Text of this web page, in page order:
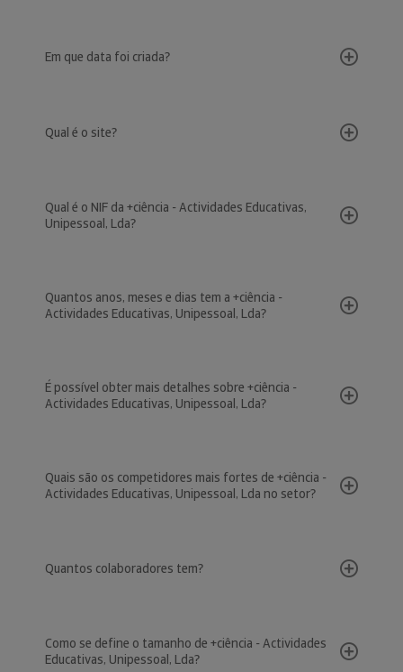
Em que data foi criada?
Qual é o site?
Qual é o NIF da +ciência - Actividades Educativas,
Unipessoal, Lda?
Quantos anos, meses e dias tem a +ciência -
Actividades Educativas, Unipessoal, Lda?
É possível obter mais detalhes sobre +ciência -
Actividades Educativas, Unipessoal, Lda?
Quais são os competidores mais fortes de +ciência -
Actividades Educativas, Unipessoal, Lda no setor?
Quantos colaboradores tem?
Como se define o tamanho de +ciência - Actividades
Educativas, Unipessoal, Lda?